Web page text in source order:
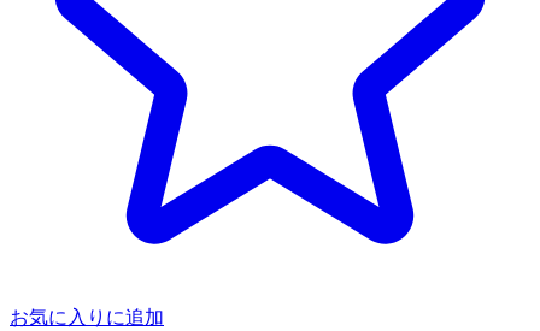
お気に入りに追加